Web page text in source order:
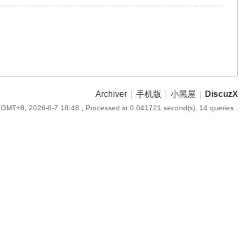
Archiver 手机版 小黑屋 DiscuzX
GMT+8, 2026-8-7 18:48 , Processed in 0.041721 second(s), 14 queries .